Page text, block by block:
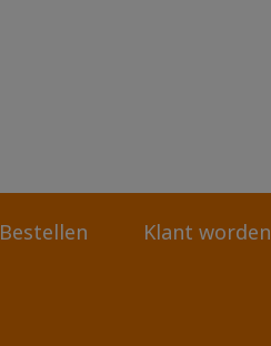
Bestellen Klant worden